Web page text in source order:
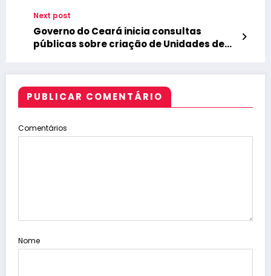
Next post
Governo do Ceará inicia consultas
públicas sobre criação de Unidades de
PUBLICAR COMENTÁRIO
Comentários
Nome